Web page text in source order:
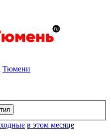
Тюмени
в этом месяце